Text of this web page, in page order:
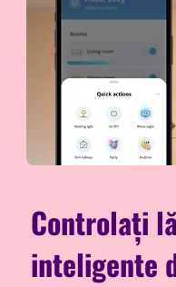
Controlați
inteligente